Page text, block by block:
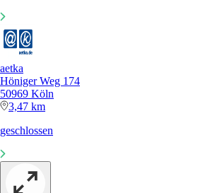
aetka
Höniger Weg 174
50969 Köln
3,47 km
geschlossen